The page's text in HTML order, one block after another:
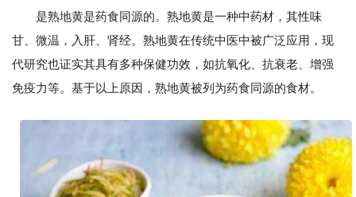
是熟地黄是药食同源的。熟地黄是一种中药材，其性味
甘、微温，入肝、肾经。熟地黄在传统中医中被广泛应用，现
代研究也证实其具有多种保健功效，如抗氧化、抗衰老、增强
免疫力等。基于以上原因，熟地黄被列为药食同源的食材。